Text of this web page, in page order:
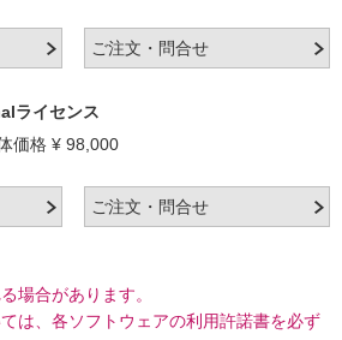
ライセンス
価格 ¥ 98,000
場合があります。
は、各ソフトウェアの利用許諾書を必ず